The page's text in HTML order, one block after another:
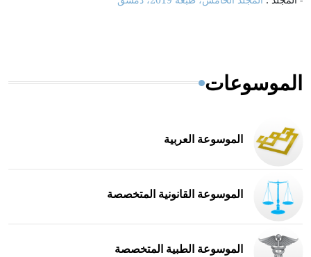
الموسوعات
الموسوعة العربية
الموسوعة القانونية المتخصصة
الموسوعة الطبية المتخصصة